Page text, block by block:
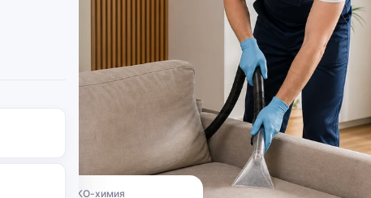
ЭКО-химия